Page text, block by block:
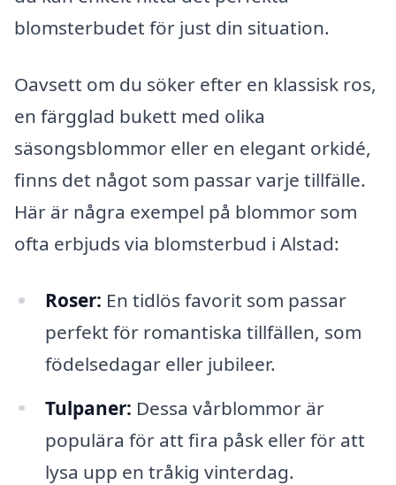
blomsterbudet för just din situation.
Oavsett om du söker efter en klassisk ros,
en färgglad bukett med olika
säsongsblommor eller en elegant orkidé,
finns det något som passar varje tillfälle.
Här är några exempel på blommor som
ofta erbjuds via blomsterbud i Alstad:
Roser: En tidlös favorit som passar
perfekt för romantiska tillfällen, som
födelsedagar eller jubileer.
Tulpaner: Dessa vårblommor är
populära för att fira påsk eller för att
lysa upp en tråkig vinterdag.